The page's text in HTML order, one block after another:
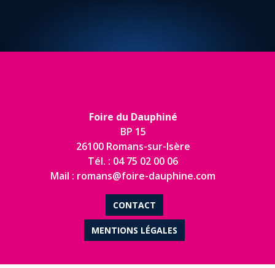
Foire du Dauphiné
BP 15
Tél. : 04 75 02 00 06
Mail : romans@foire-dauphine.com